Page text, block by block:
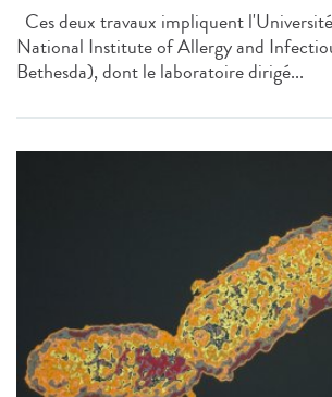
Ces deux travaux impliquent
National Institute of Allergy and
Bethesda), dont le laboratoire dirigé...